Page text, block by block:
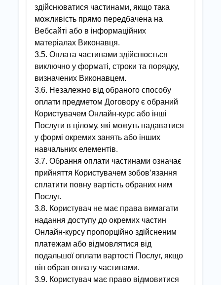
здійснюватися частинами, якщо така
можливість прямо передбачена на
Вебсайті або в інформаційних
матеріалах Виконавця.
3.5. Оплата частинами здійснюється
виключно у форматі, строки та порядку,
визначених Виконавцем.
3.6. Незалежно від обраного способу
оплати предметом Договору є обраний
Користувачем Онлайн-курс або інші
Послуги в цілому, які можуть надаватися
у формі окремих занять або інших
навчальних елементів.
3.7. Обрання оплати частинами означає
прийняття Користувачем зобов’язання
сплатити повну вартість обраних ним
Послуг.
3.8. Користувач не має права вимагати
надання доступу до окремих частин
Онлайн-курсу пропорційно здійсненим
платежам або відмовлятися від
подальшої оплати вартості Послуг, якщо
він обрав оплату частинами.
3.9. Користувач має право відмовитися